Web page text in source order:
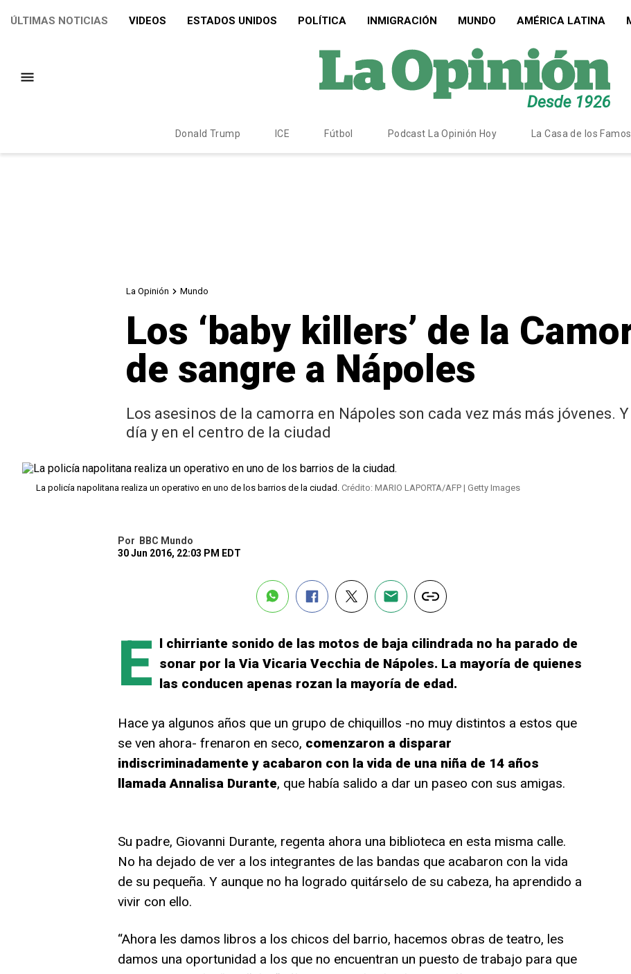
ÚLTIMAS NOTICIAS VIDEOS ESTADOS UNIDOS POLÍTICA INMIGRACIÓN MUNDO AMÉRICA LATINA
Donald Trump ICE Fútbol Podcast La Opinión Hoy La Casa de los
La Opinión Mundo
Los ‘baby killers’ de la
de sangre a Nápoles
Los asesinos de la camorra en Nápoles son cada vez más más jóvenes.
día y en el centro de la ciudad
La policía napolitana realiza un operativo en uno de los barrios de la ciudad. Crédito: MARIO LAPORTA/AFP | Getty Images
Por
BBC Mundo
30 Jun 2016, 22:03 PM EDT
E l chirriante sonido de las motos de baja cilindrada no ha parado de
sonar por la Via Vicaria Vecchia de Nápoles. La mayoría de quienes
las conducen apenas rozan la mayoría de edad.
Hace ya algunos años que un grupo de chiquillos -no muy distintos a estos que
se ven ahora- frenaron en seco, comenzaron a disparar
indiscriminadamente y acabaron con la vida de una niña de 14 años
llamada Annalisa Durante, que había salido a dar un paseo con sus amigas.
Su padre, Giovanni Durante, regenta ahora una biblioteca en esta misma calle.
No ha dejado de ver a los integrantes de las bandas que acabaron con la vida
de su pequeña. Y aunque no ha logrado quitárselo de su cabeza, ha aprendido a
vivir con ello.
“Ahora les damos libros a los chicos del barrio, hacemos obras de teatro, les
damos una oportunidad a los que no encuentran un puesto de trabajo para que